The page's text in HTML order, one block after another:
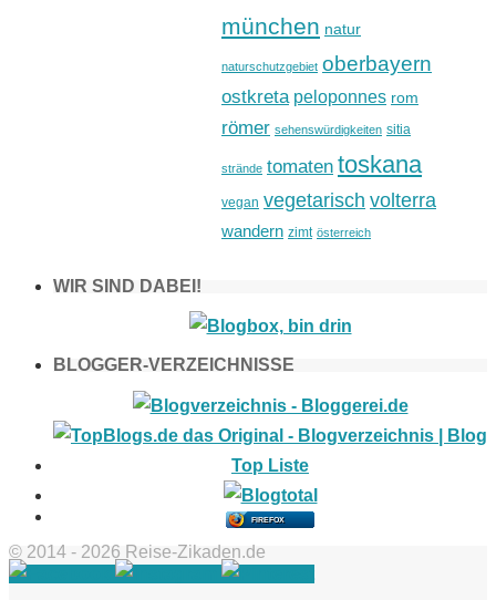
münchen natur
naturschutzgebiet oberbayern
ostkreta peloponnes rom
römer sehenswürdigkeiten sitia
strände tomaten toskana
vegan vegetarisch volterra
wandern zimt österreich
WIR SIND DABEI!
BLOGGER-VERZEICHNISSE
FIREFOX
© 2014 - 2026 Reise-Zikaden.de